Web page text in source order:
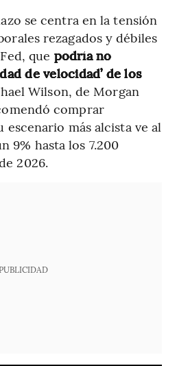
se centra en la tensión
rezagados y débiles
que podría no
de velocidad’ de los
Wilson, de Morgan
comprar
escenario más alcista ve al
9% hasta los 7.200
2026.